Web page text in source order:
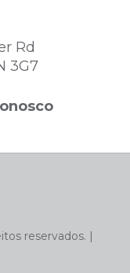
Rd
3G7
reservados. |